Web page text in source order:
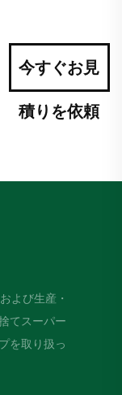
今すぐお見
積りを依頼
よび生産・
てスーパー
を取り扱っ